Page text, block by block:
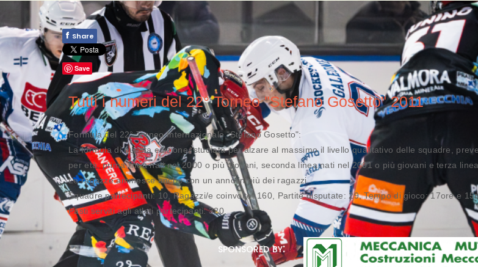
f Share
Save
Tutti i numeri del 22° Torneo "Stefano Gosetto" 2011
Formula del 22° Torneo Internazionale "Stefano Gosetto":
La formula di questa edizione, studiata per alzare al massimo il livello qualitativo delle squadre,
per età, prima linea nati nel 2000 o più giovani, seconda linea nati nel 2001 o più giovani e terza
Le ragazze ammesse anche con un anno in più dei ragazzi.
Squadre partecipanti: 10, Ragazzi/e coinvolte: 160, Partite disputate: 29, Tempo di gioco: 17ore e
Pasti serviti agli atleti partecipanti: 320.
sponsored by: